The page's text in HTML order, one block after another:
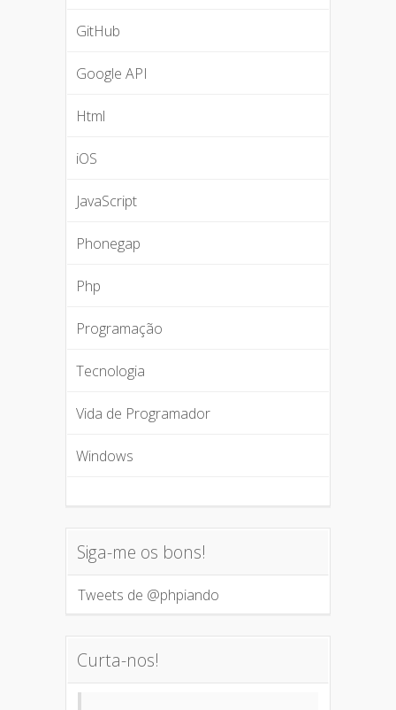
GitHub
Google API
Html
iOS
JavaScript
Phonegap
Php
Programação
Tecnologia
Vida de Programador
Windows
Siga-me os bons!
Tweets de @phpiando
Curta-nos!